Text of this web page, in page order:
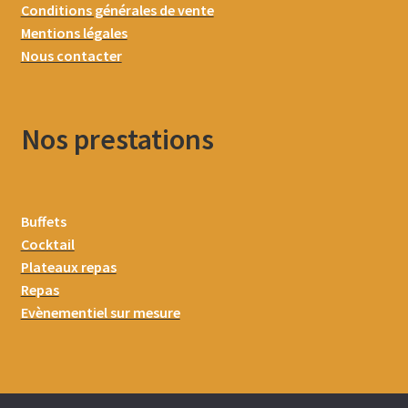
Conditions générales de vente
Mentions légales
Nous contacter
Nos prestations
Buffets
Cocktail
Plateaux repas
Repas
Evènementiel sur mesure